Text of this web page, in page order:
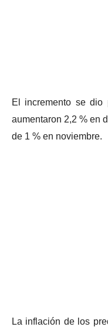
El incremento se dio
aumentaron 2,2 % en
de 1 % en noviembre.
La inflación de los